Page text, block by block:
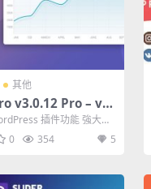
其他
v3.0.12 Pro – v1.
SEO插
插件功能 強大的
0 354 5